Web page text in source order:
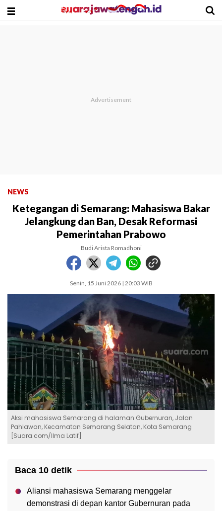
NEWS
Ketegangan di Semarang: Mahasiswa Bakar
Jelangkung dan Ban, Desak Reformasi
Pemerintahan Prabowo
Budi Arista Romadhoni
Senin, 15 Juni 2026 | 20:03 WIB
Aksi mahasiswa Semarang di halaman Gubernuran, Jalan
Pahlawan, Kecamatan Semarang Selatan, Kota Semarang
[Suara.com/Ilma Latif]
Baca 10 detik
Aliansi mahasiswa Semarang menggelar
demonstrasi di depan kantor Gubernuran pada